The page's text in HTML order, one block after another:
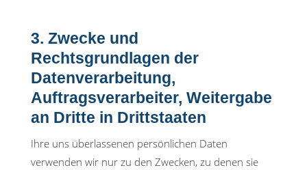
3. Zwecke und
Rechtsgrundlagen der
Datenverarbeitung,
Auftragsverarbeiter, Weitergabe
an Dritte in Drittstaaten
Ihre uns überlassenen persönlichen Daten
verwenden wir nur zu den Zwecken, zu denen sie